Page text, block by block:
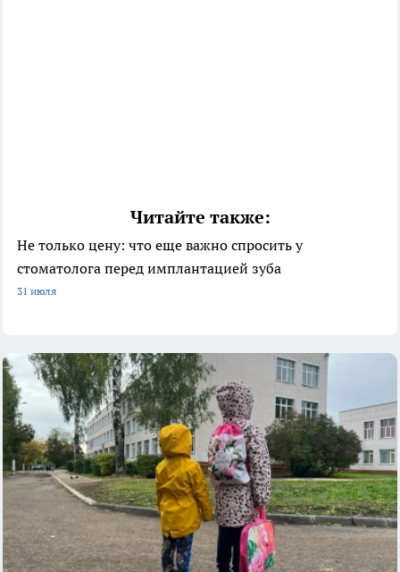
Читайте также:
Не только цену: что еще важно спросить у
стоматолога перед имплантацией зуба
31 июля